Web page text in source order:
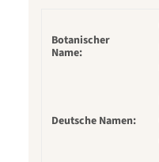
Botanischer
Name:
Deutsche Namen: